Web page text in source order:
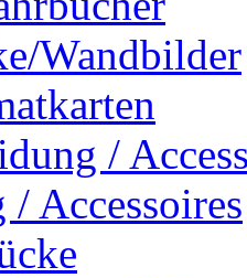
Wandbilder
/
Accessoires